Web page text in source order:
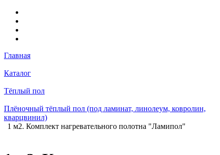
Главная
Каталог
Тёплый пол
Плёночный тёплый пол (под ламинат, линолеум, ковролин,
кварцвинил)
1 м2. Комплект нагревательного полотна "Ламипол"